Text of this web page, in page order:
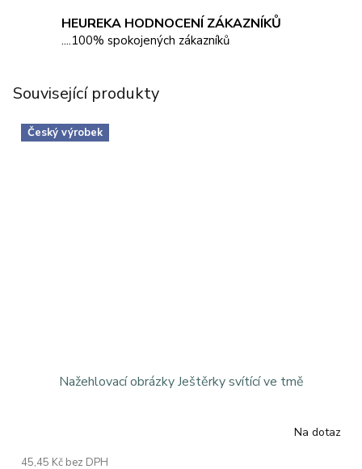
HEUREKA HODNOCENÍ ZÁKAZNÍKŮ
....100% spokojených zákazníků
Související produkty
Český výrobek
Nažehlovací obrázky Ještěrky svítící ve tmě
produktu
Na dotaz
45,45 Kč bez DPH